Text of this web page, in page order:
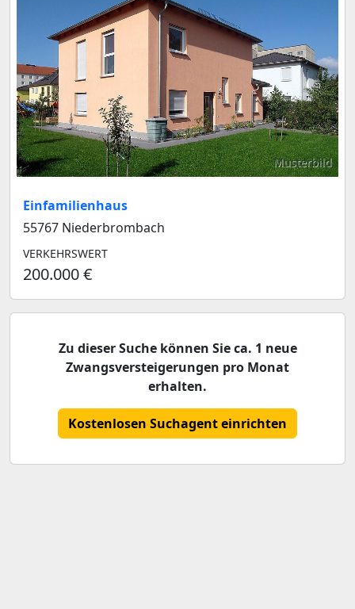
Musterbild
Einfamilienhaus
55767 Niederbrombach
VERKEHRSWERT
200.000 €
Zu dieser Suche können Sie ca. 1 neue
Zwangsversteigerungen pro Monat
erhalten.
Kostenlosen Suchagent einrichten